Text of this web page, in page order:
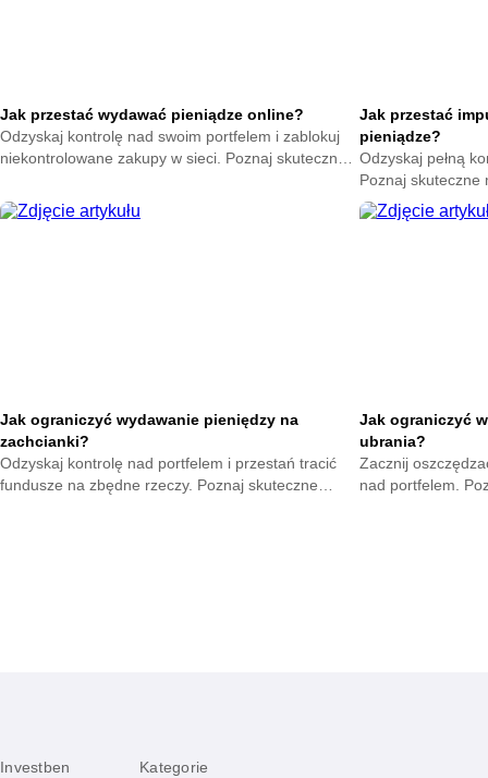
Jak przestać wydawać pieniądze online?
Odzyskaj kontrolę nad swoim portfelem i zablokuj
niekontrolowane zakupy w sieci. Poznaj skuteczne
przycisku kup teraz.
Jak przestać
pieniądze?
Odzyskaj pełną
Poznaj skuteczne
nagłych
oszczędności już
Jak ograniczyć wydawanie pieniędzy na
zachcianki?
Odzyskaj kontrolę nad portfelem i przestań tracić
fundusze na zbędne rzeczy. Poznaj skuteczne
Jak ograniczyć
ubrania?
Zacznij
nad portfelem.
Investben Kategorie